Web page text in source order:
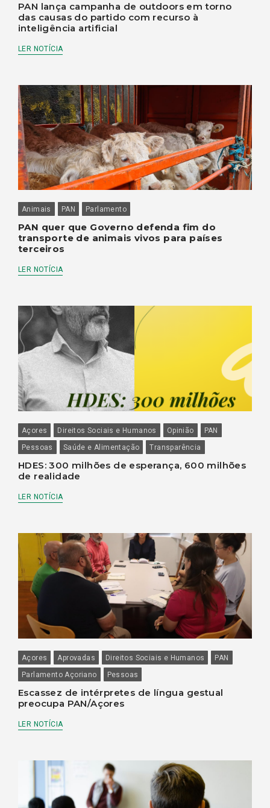
PAN lança campanha de outdoors em torno
das causas do partido com recurso à
inteligência artificial
LER NOTÍCIA
Animais PAN Parlamento
PAN quer que Governo defenda fim do
transporte de animais vivos para países
terceiros
LER NOTÍCIA
Açores Direitos Sociais e Humanos Opinião
PAN
Pessoas
Saúde e Alimentação Transparência
HDES: 300 milhões de esperança, 600 milhões
de realidade
LER NOTÍCIA
Açores Aprovadas Direitos Sociais e Humanos
PAN
Parlamento Açoriano
Pessoas
Escassez de intérpretes de língua gestual
preocupa PAN/Açores
LER NOTÍCIA